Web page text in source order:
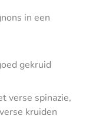
in een
gekruid
verse spinazie,
kruiden